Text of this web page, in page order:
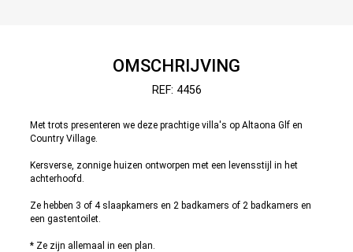
OMSCHRIJVING
REF: 4456
Met trots presenteren we deze prachtige villa's op Altaona Glf en
Country Village.
Kersverse, zonnige huizen ontworpen met een levensstijl in het
achterhoofd.
Ze hebben 3 of 4 slaapkamers en 2 badkamers of 2 badkamers en
een gastentoilet.
* Ze zijn allemaal in een plan.